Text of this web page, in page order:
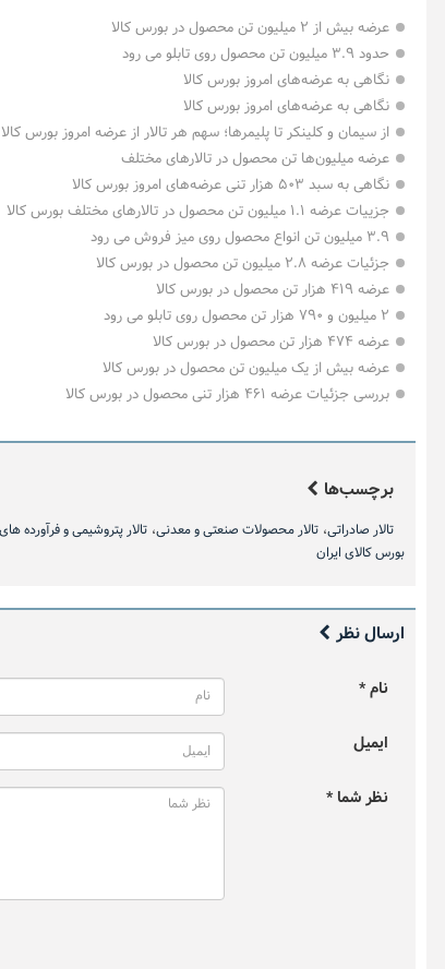
عرضه بیش از ۲ میلیون تن محصول در بورس کالا
حدود ۳.۹ میلیون تن محصول روی تابلو می رود
نگاهی به عرضه‌های امروز بورس کالا
نگاهی به عرضه‌های امروز بورس کالا
از سیمان و کلینکر تا پلیمرها؛ سهم هر تالار از عرضه امروز بورس کالا
عرضه میلیون‌ها تن محصول در تالارهای مختلف
نگاهی به سبد ۵۰۳ هزار تنی عرضه‌های امروز بورس کالا
جزییات عرضه ۱.۱ میلیون تن محصول در تالارهای مختلف بورس کالا
۳.۹ میلیون تن انواع محصول روی میز فروش می رود
جزئیات عرضه ۲.۸ میلیون تن محصول در بورس کالا
عرضه ۴۱۹ هزار تن محصول در بورس کالا
۲ میلیون و ۷۹۰ هزار تن محصول روی تابلو می رود
عرضه ۴۷۴ هزار تن محصول در بورس کالا
عرضه بیش از یک میلیون تن محصول در بورس کالا
بررسی جزئیات عرضه ۴۶۱ هزار تنی محصول در بورس کالا
برچسب‌ها
تالار صادراتی تالار محصولات صنعتی و معدنی تالار پتروشیمی و فرآورده
بورس کالای ایران
ارسال نظر
نام *
ایمیل
نظر شما *